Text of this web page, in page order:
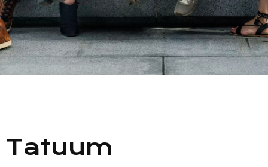
Seznam prodejen
Informace
Tatuum